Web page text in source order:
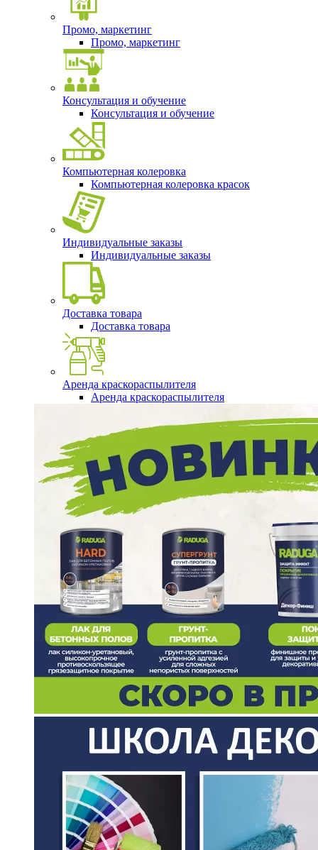
Промо, маркетинг
Промо, маркетинг
Консультация и обучение
Консультация и обучение
Компьютерная колеровка
Компьютерная колеровка красок
Индивидуальные заказы
Индивидуальные заказы
Доставка товара
Доставка товара
Аренда краскораспылителя
Аренда краскораспылителя